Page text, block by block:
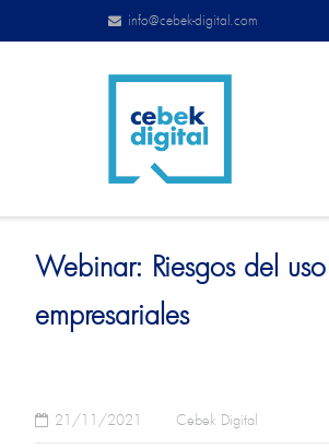
info@cebek-digital.com
Webinar: Riesgos del
empresariales
21/11/2021 Cebek Digital